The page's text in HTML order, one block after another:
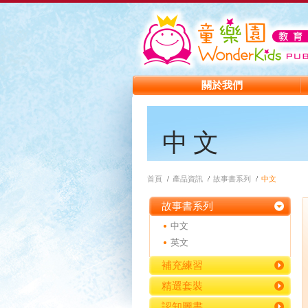
關於我們
中文
首頁 產品資訊 故事書系列 中文
故事書系列
中文
英文
補充練習
精選套裝